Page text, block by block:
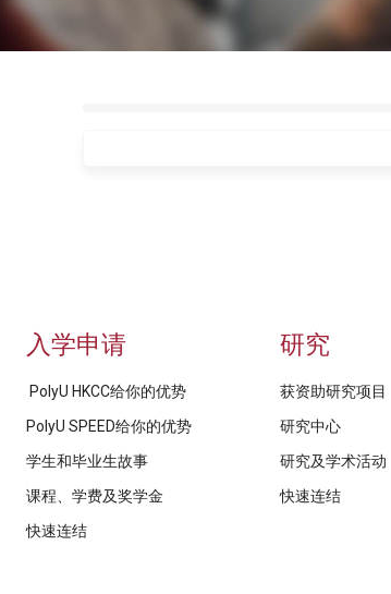
入学申请
PolyU HKCC给你的优势
PolyU SPEED给你的优势
学生和毕业生故事
课程、学费及奖学金
快速连结
研究
获资助研究项目
研究中心
研究及学术活动
快速连结